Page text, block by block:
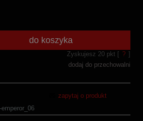
do koszyka
Zyskujesz 20pkt [ ? ]
dodaj do przechowalni
emperor_06
zapytaj o produkt